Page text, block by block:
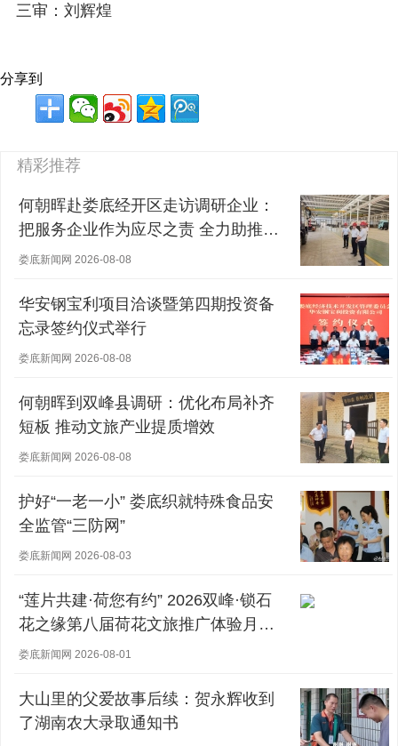
三审：刘辉煌
分享到
精彩推荐
何朝晖赴娄底经开区走访调研企业：
把服务企业作为应尽之责 全力助推经
营主体稳健发展
娄底新闻网 2026-08-08
华安钢宝利项目洽谈暨第四期投资备
忘录签约仪式举行
娄底新闻网 2026-08-08
何朝晖到双峰县调研：优化布局补齐
短板 推动文旅产业提质增效
娄底新闻网 2026-08-08
护好“一老一小” 娄底织就特殊食品安
全监管“三防网”
娄底新闻网 2026-08-03
“莲片共建·荷您有约” 2026双峰·锁石
花之缘第八届荷花文旅推广体验月盛
大开幕
娄底新闻网 2026-08-01
大山里的父爱故事后续：贺永辉收到
了湖南农大录取通知书